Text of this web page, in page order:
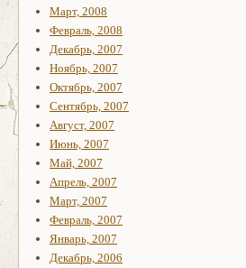
Март, 2008
Февраль, 2008
Декабрь, 2007
Ноябрь, 2007
Октябрь, 2007
Сентябрь, 2007
Август, 2007
Июнь, 2007
Май, 2007
Апрель, 2007
Март, 2007
Февраль, 2007
Январь, 2007
Декабрь, 2006